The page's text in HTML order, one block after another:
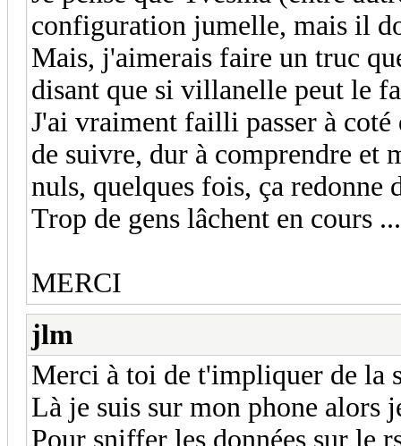
configuration jumelle, mais il
Mais, j'aimerais faire un truc
disant que si villanelle peut le
J'ai vraiment failli passer à
de suivre, dur à comprendre et
nuls, quelques fois, ça redonne
Trop de gens lâchent en cours ...
MERCI
jlm
Merci à toi de t'impliquer de la
Là je suis sur mon phone alors
Pour sniffer les données sur le